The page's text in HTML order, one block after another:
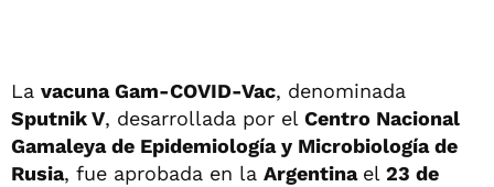
La vacuna Gam-COVID-Vac, denominada
Sputnik V, desarrollada por el Centro Nacional
Gamaleya de Epidemiología y Microbiología de
Rusia, fue aprobada en la Argentina el 23 de